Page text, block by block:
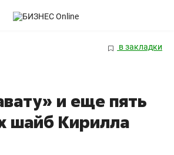
в закладки
и еще пять
шайб Кирилла